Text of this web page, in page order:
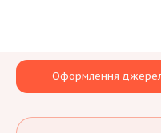
Оформлення